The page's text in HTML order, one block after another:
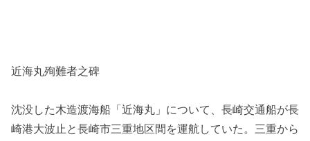
近海丸殉難者之碑
沈没した木造渡海船「近海丸」について、長崎交通船が長
崎港大波止と長崎市三重地区間を運航していた。三重から